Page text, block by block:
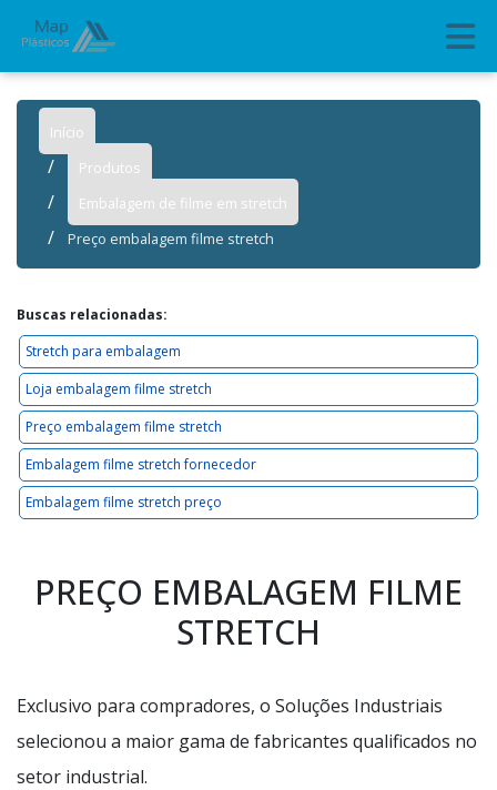
Início
Produtos
Embalagem de filme em stretch
Preço embalagem filme stretch
Buscas relacionadas:
Stretch para embalagem
Loja embalagem filme stretch
Preço embalagem filme stretch
Embalagem filme stretch fornecedor
Embalagem filme stretch preço
PREÇO EMBALAGEM FILME
STRETCH
Exclusivo para compradores, o Soluções Industriais
selecionou a maior gama de fabricantes qualificados no
setor industrial.